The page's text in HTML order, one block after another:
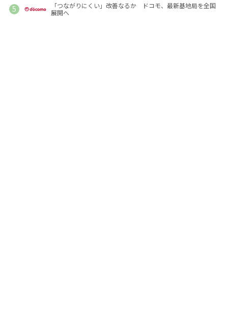
「つながりにくい」改善なるか ドコモ、最新基地局を全国
展開へ